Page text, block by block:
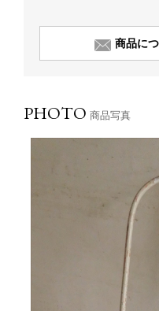
商品に
PHOTO 商品写真